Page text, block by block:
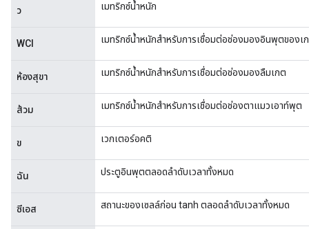
ว เมทริกซ์น้ำหนัก
WCI เมทริกซ์น้ำหนักสำหรับการเชื่อมต่อช่องมองอินพุตของเ
ห้องสุขา เมทริกซ์น้ำหนักสำหรับการเชื่อมต่อช่องมองลืมเกต
ส้วม เมทริกซ์น้ำหนักสำหรับการเชื่อมต่อช่องตาแมวเอาท์พุต
ข เวกเตอร์อคติ
ฉัน ประตูอินพุตตลอดลำดับเวลาทั้งหมด
ซีเอส สถานะของเซลล์ก่อน tanh ตลอดลำดับเวลาทั้งหมด